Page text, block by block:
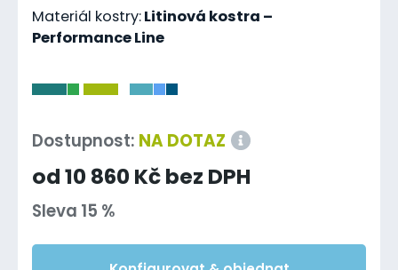
Materiál kostry:Litinová kostra –
Performance Line
Dostupnost: NA DOTAZ
od 10 860 Kč bez DPH
Sleva 15 %